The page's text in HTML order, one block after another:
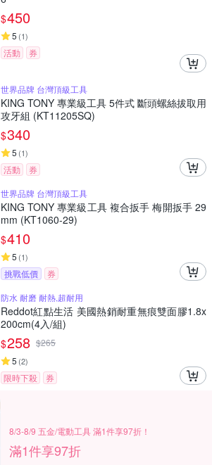
$450
5 (1)
活動 券
世界品牌 台灣頂級工具
KING TONY 專業級工具 5件式 斷頭螺絲拔取用
攻牙組 (KT11205SQ)
$340
5 (1)
活動
券
世界品牌 台灣頂級工具
KING TONY 專業級工具 複合扳手 梅開扳手 29
mm (KT1060-29)
$410
5 (1)
挑戰低價
券
防水 耐磨 耐熱,超耐用
Reddot紅點生活 美國熱銷耐重無痕雙面膠1.8x
200cm(4入/組)
$258 $265
5 (2)
限時下殺 券
8/3-8/9 五金/電動工具 滿1件享97折！
滿1件享97折